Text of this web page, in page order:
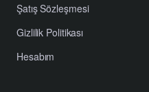
Şatış Sözleşmesi
Gizlilik Politikası
Hesabım